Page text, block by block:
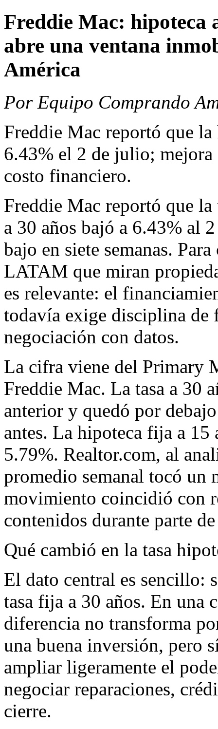
Freddie Mac: hipoteca
abre una ventana
América
Por Equipo Comprando
Freddie Mac reportó que
6.43% el 2 de julio;
costo financiero.
Freddie Mac reportó que
a 30 años bajó a 6.43% al
bajo en siete semanas.
LATAM que miran
es relevante: el
todavía exige disciplina de
negociación con datos.
La cifra viene del Primary
Freddie Mac. La tasa a 30
anterior y quedó por
antes. La hipoteca fija a 15
5.79%. Realtor.com, al
promedio semanal tocó un
movimiento coincidió con
contenidos durante parte
Qué cambió en la tasa
El dato central es sencillo:
tasa fija a 30 años. En una
diferencia no transforma
una buena inversión, pero
ampliar ligeramente el
negociar reparaciones,
cierre.